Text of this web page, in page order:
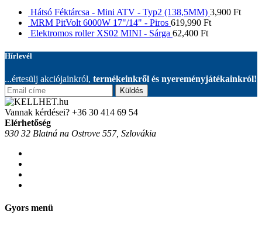
Hátsó Féktárcsa - Mini ATV - Typ2 (138,5MM) 3,900 Ft
MRM PitVolt 6000W 17"/14" - Piros 619,990 Ft
Elektromos roller XS02 MINI - Sárga 62,400 Ft
Hírlevél
...értesülj akciójainkról, termékeinkről és nyereményjátékainkról!
Küldés
Vannak kérdései? +36 30 414 69 54
Elérhetőség
930 32 Blatná na Ostrove 557, Szlovákia
Gyors menü